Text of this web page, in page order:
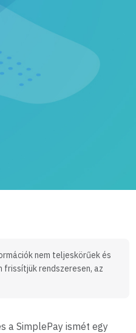
nem teljeskörűek és
rendszeresen, az
a SimplePay ismét egy